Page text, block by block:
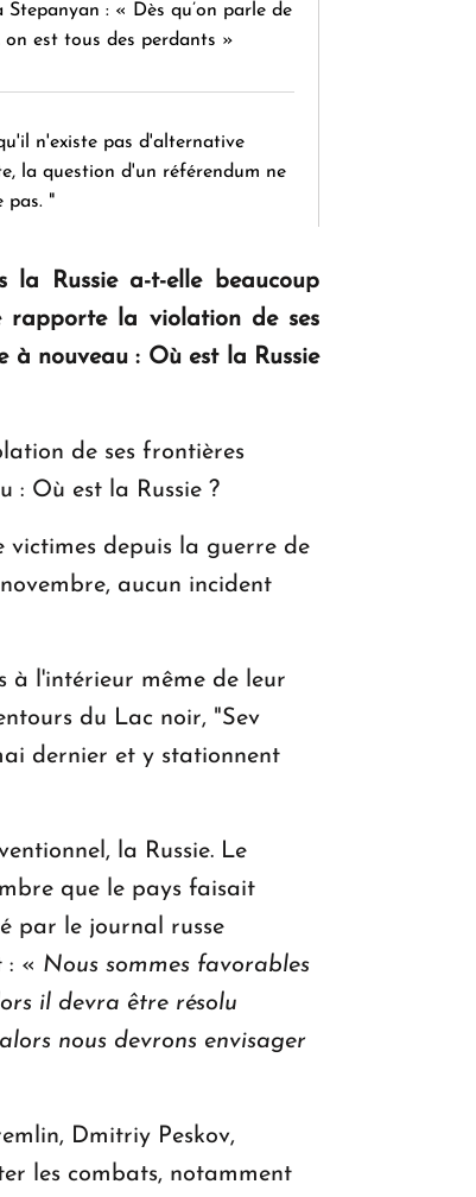
Stepanyan : « Dès qu’on parle de
on est tous des perdants »
n'existe pas d'alternative
la question d'un référendum ne
pas. "
30 ans d'audace, de résilience et
en Arménie
hôtel Hyatt Regency
ouvrira ses portes à Dilijan
Russie a-t-elle beaucoup
rapporte la violation de ses
à nouveau : Où est la Russie
de ses frontières
: Où est la Russie ?
victimes depuis la guerre de
aucun incident
à l'intérieur même de leur
du Lac noir, "Sev
dernier et y stationnent
la Russie. Le
que le pays faisait
par le journal russe
: « Nous sommes favorables
il devra être résolu
nous devrons envisager
Dmitriy Peskov,
les combats, notamment